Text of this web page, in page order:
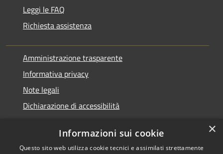
Leggi le FAQ
Richiesta assistenza
Amministrazione trasparente
Informativa privacy
Note legali
Dichiarazione di accessibilità
×
Informazioni sui cookie
Questo sito web utilizza cookie tecnici e assimilati strettamente